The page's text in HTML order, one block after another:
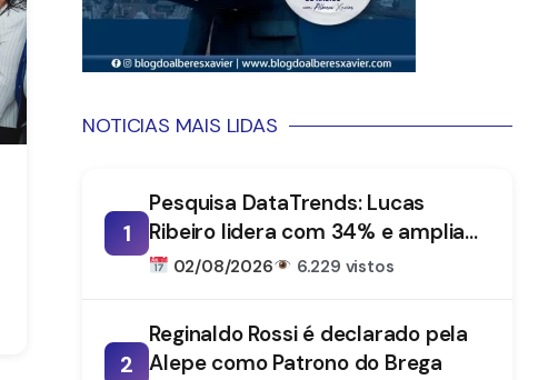
NOTICIAS MAIS LIDAS
1
Pesquisa DataTrends: Lucas
Ribeiro lidera com 34% e amplia
vantagem na disputa pelo
02/08/2026 6.229 vistos
2
Reginaldo Rossi é declarado pela
Alepe como Patrono do Brega